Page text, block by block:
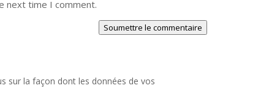
next time I comment.
Soumettre le commentaire
sur la façon dont les données de vos